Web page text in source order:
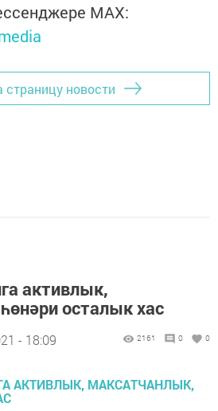
MАХ:
страницу новости
активлык,
осталык хас
- 18:09 2161 0 0